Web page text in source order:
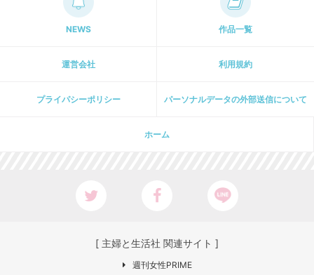
NEWS 作品一覧
運営会社 利用規約
プライパシーポリシー パーソナルデータの外部送信について
ホーム
[ 主婦と生活社 関連サイト ]
週刊女性PRIME